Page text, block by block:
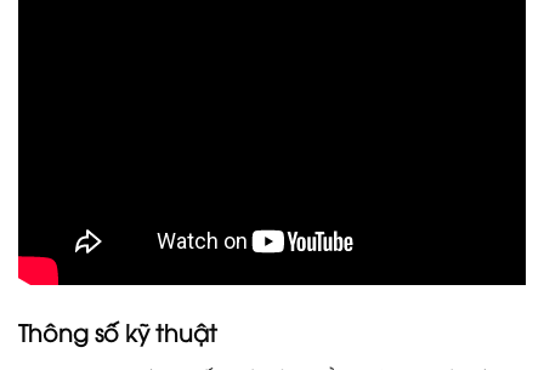
Thông số kỹ thuật